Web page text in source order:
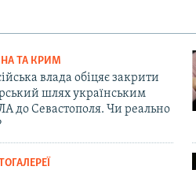
ТА КРИМ
влада обіцяє закрити
шлях українським
до Севастополя. Чи реально